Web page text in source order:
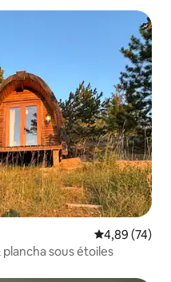
Évaluation
4,89 (74)
sous étoiles